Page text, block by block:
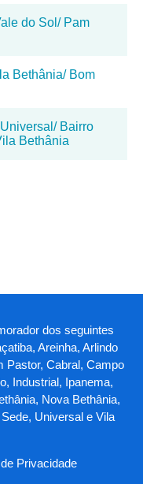
do Sol/ Pam
Bethânia/ Bom
Bairro
Bethânia
dos seguintes
Areinha, Arlindo
Pastor, Cabral, Campo
Industrial, Ipanema,
Nova Bethânia,
Universal e Vila
Privacidade